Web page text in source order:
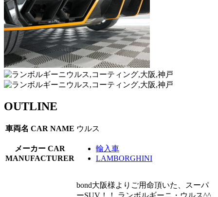
OUTLINE
車両名 CAR NAME ウルス
メーカー CAR
MANUFACTURER
輸入車
LAMBORGHINI
bond大阪様よりご用命頂いた、スーパ